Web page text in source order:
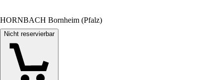
HORNBACH Bornheim (Pfalz)
Nicht reservierbar